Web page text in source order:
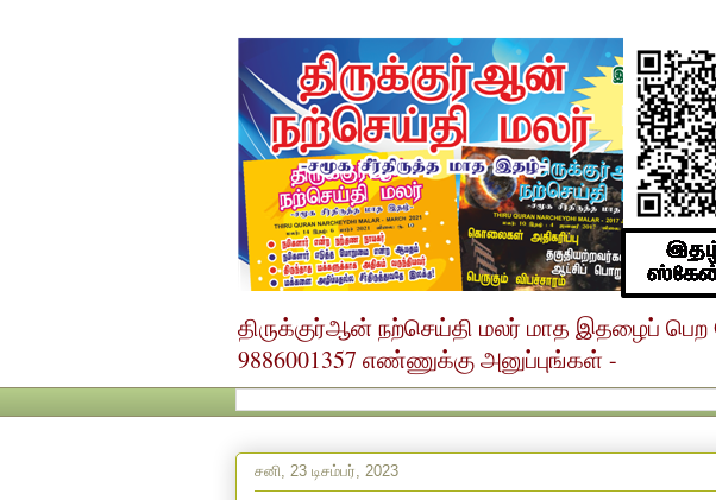
திருக்குர்ஆன் நற்செய்தி மலர் மாத இதழைப்
9886001357 எண்ணுக்கு அனுப்புங்கள் -
சனி, 23 டிசம்பர், 2023